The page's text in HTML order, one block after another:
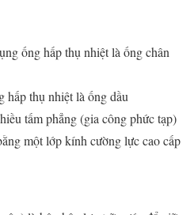
ống hấp thụ nhiệt là ống chân
hấp thụ nhiệt là ống dầu
tấm phẳng (gia công phức tạp)
một lớp kính cường lực cao cấp